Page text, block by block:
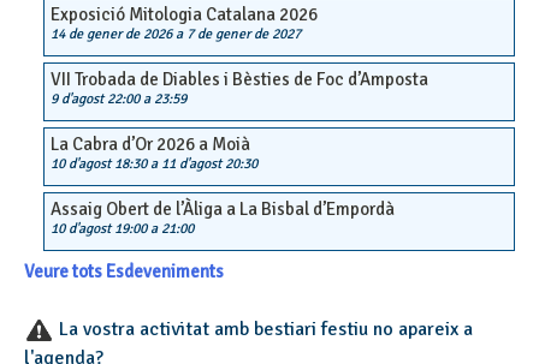
Exposició Mitologia Catalana 2026
14 de gener de 2026a 7 de gener de 2027
VII Trobada de Diables i Bèsties de Foc d’Amposta
9 d'agost 22:00a 23:59
La Cabra d’Or 2026 a Moià
10 d'agost 18:30a 11 d'agost 20:30
Assaig Obert de l’Àliga a La Bisbal d’Empordà
10 d'agost 19:00a 21:00
Veure tots Esdeveniments
La vostra activitat amb bestiari festiu no apareix a
l'agenda?